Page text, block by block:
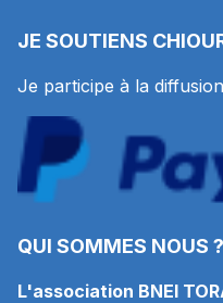
JE SOUTIENS
Je participe à la
QUI SOMMES NOUS ?
L'association BNEI